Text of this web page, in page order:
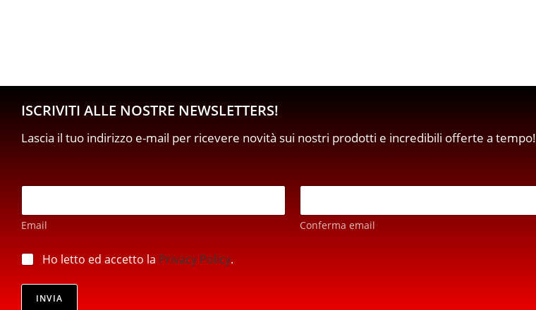
ISCRIVITI ALLE NOSTRE NEWSLETTERS!
Lascia il tuo indirizzo e-mail per ricevere novità sui nostri prodotti e incredibili offerte a tempo!
E
a
i
*
Email Conferma email
r
v
p
i
Ho letto ed accetto la Privacy Policy.
INVIA